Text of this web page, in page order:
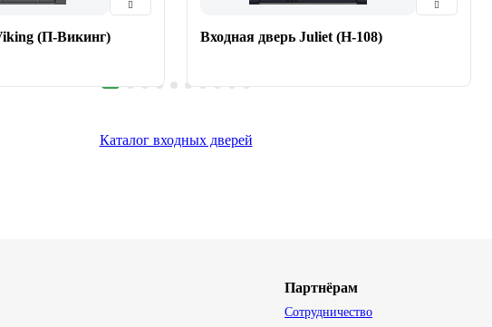
(П-Викинг) Входная дверь Juliet (Н-108)
Каталог входных дверей
Партнёрам
Сотрудничество